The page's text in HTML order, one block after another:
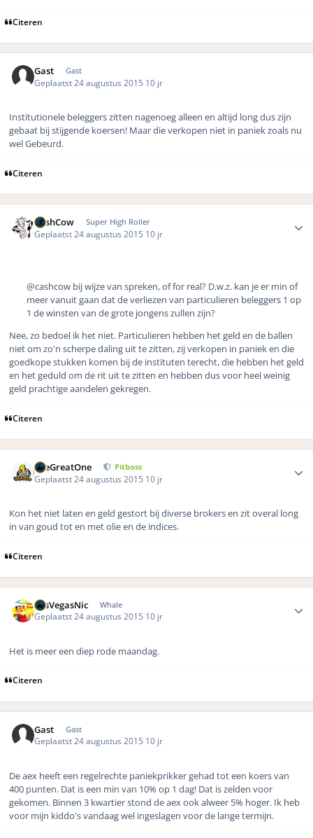
Citeren
Gast Gast
Geplaatst 24 augustus 2015 10 jr
Institutionele beleggers zitten nagenoeg alleen en altijd long dus zijn
gebaat bij stijgende koersen! Maar die verkopen niet in paniek zoals nu
wel Gebeurd.
Citeren
CashCow Super High Roller
Geplaatst 24 augustus 2015 10 jr
@cashcow bij wijze van spreken, of for real? D.w.z. kan je er min of
meer vanuit gaan dat de verliezen van particulieren beleggers 1 op
1 de winsten van de grote jongens zullen zijn?
Nee, zo bedoel ik het niet. Particulieren hebben het geld en de ballen
niet om zo'n scherpe daling uit te zitten, zij verkopen in paniek en die
goedkope stukken komen bij de instituten terecht, die hebben het geld
en het geduld om de rit uit te zitten en hebben dus voor heel weinig
geld prachtige aandelen gekregen.
Citeren
TheGreatOne Pitboss
Geplaatst 24 augustus 2015 10 jr
Kon het niet laten en geld gestort bij diverse brokers en zit overal long
in van goud tot en met olie en de indices.
Citeren
LasVegasNic Whale
Geplaatst24 augustus 2015 10 jr
Het is meer een diep rode maandag.
Citeren
Gast Gast
Geplaatst24 augustus 2015 10 jr
De aex heeft een regelrechte paniekprikker gehad tot een koers van
400 punten. Dat is een min van 10% op 1 dag! Dat is zelden voor
gekomen. Binnen 3 kwartier stond de aex ook alweer 5% hoger. Ik heb
voor mijn kiddo's vandaag wel ingeslagen voor de lange termijn.